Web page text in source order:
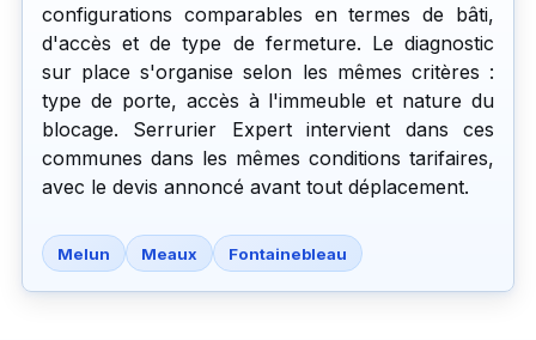
configurations comparables en termes de bâti,
d'accès et de type de fermeture. Le diagnostic
sur place s'organise selon les mêmes critères :
type de porte, accès à l'immeuble et nature du
blocage. Serrurier Expert intervient dans ces
communes dans les mêmes conditions tarifaires,
avec le devis annoncé avant tout déplacement.
Melun Meaux Fontainebleau